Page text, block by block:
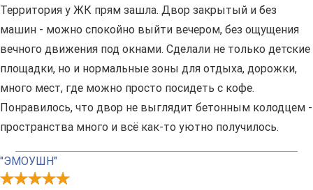
Территория у ЖК прям зашла. Двор закрытый и без
машин - можно спокойно выйти вечером, без ощущения
вечного движения под окнами. Сделали не только детские
площадки, но и нормальные зоны для отдыха, дорожки,
много мест, где можно просто посидеть с кофе.
Понравилось, что двор не выглядит бетонным колодцем -
пространства много и всё как-то уютно получилось.
"ЭМОУШН"